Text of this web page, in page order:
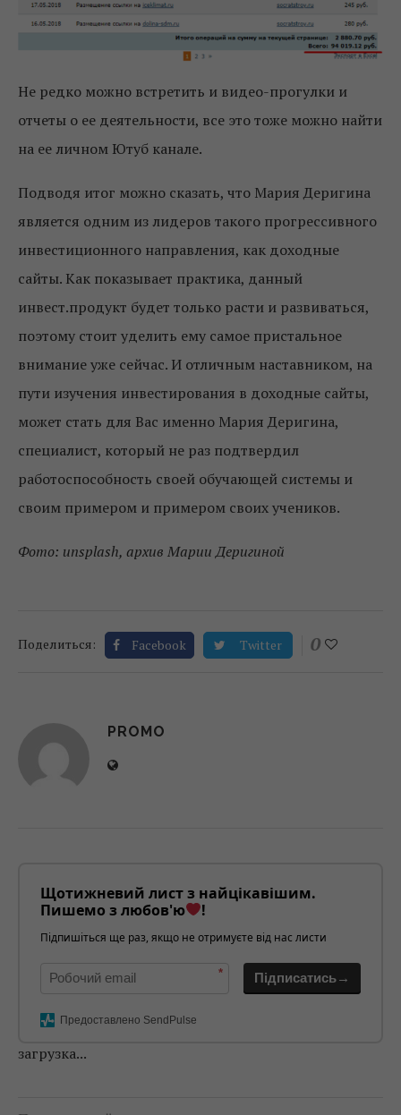
Не редко можно встретить и видео-прогулки и
отчеты о ее деятельности, все это тоже можно найти
на ее личном Ютуб канале.
Подводя итог можно сказать, что Мария Деригина
является одним из лидеров такого прогрессивного
инвестиционного направления, как доходные
сайты. Как показывает практика, данный
инвест.продукт будет только расти и развиваться,
поэтому стоит уделить ему самое пристальное
внимание уже сейчас. И отличным наставником, на
пути изучения инвестирования в доходные сайты,
может стать для Вас именно Мария Деригина,
специалист, который не раз подтвердил
работоспособность своей обучающей системы и
своим примером и примером своих учеников.
Фото: unsplash, архив Марии Деригиной
Поделиться: Facebook Twitter 0
PROMO
Щотижневий лист з найцікавішим.
Пишемо з любов'ю
!
Підпишіться ще раз, якщо не отримуєте від нас листи
* Підписатись→
Предоставлено SendPulse
загрузка...